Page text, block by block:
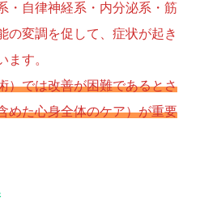
・自律神経系・内分泌系・筋
の変調を促して、症状が起き
ます。
）では改善が困難であるとさ
めた心身全体のケア）が重要